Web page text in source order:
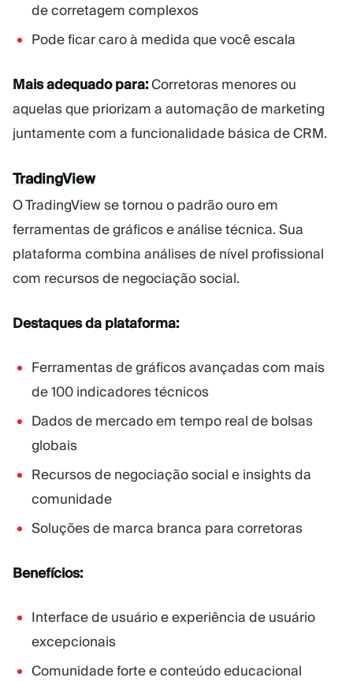
de corretagem complexos
Pode ficar caro à medida que você escala
Mais adequado para:Corretoras menores ou
aquelas que priorizam a automação de marketing
juntamente com a funcionalidade básica de CRM.
TradingView
O TradingView se tornou o padrão ouro em
ferramentas de gráficos e análise técnica. Sua
plataforma combina análises de nível profissional
com recursos de negociação social.
Destaques da plataforma:
Ferramentas de gráficos avançadas com mais
de 100 indicadores técnicos
Dados de mercado em tempo real de bolsas
globais
Recursos de negociação social e insights da
comunidade
Soluções de marca branca para corretoras
Benefícios:
Interface de usuário e experiência de usuário
excepcionais
Comunidade forte e conteúdo educacional